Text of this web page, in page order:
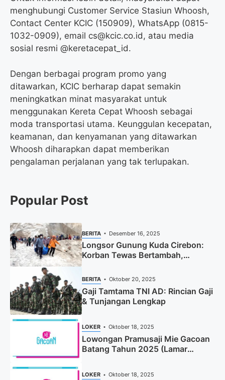
menghubungi Customer Service Stasiun Whoosh,
Contact Center KCIC (150909), WhatsApp (0815-
1032-0909), email cs@kcic.co.id, atau media
sosial resmi @keretacepat_id.
Dengan berbagai program promo yang
ditawarkan, KCIC berharap dapat semakin
meningkatkan minat masyarakat untuk
menggunakan Kereta Cepat Whoosh sebagai
moda transportasi utama. Keunggulan kecepatan,
keamanan, dan kenyamanan yang ditawarkan
Whoosh diharapkan dapat memberikan
pengalaman perjalanan yang tak terlupakan.
Popular Post
BERITA Desember 16, 2025
Longsor Gunung Kuda Cirebon:
Korban Tewas Bertambah,
Pencarian Dihentikan
BERITA Oktober 20, 2025
Gaji Tamtama TNI AD: Rincian Gaji
& Tunjangan Lengkap
LOKER Oktober 18, 2025
Lowongan Pramusaji Mie Gacoan
Batang Tahun 2025 (Lamar
LOKER Oktober 18, 2025